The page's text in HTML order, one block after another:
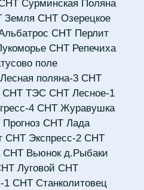
Сурминская Поляна
Земля СНТ Озерецкое
СНТ Перлит
СНТ Репечиха
поле
поляна-3 СНТ
СНТ ТЭС СНТ Лесное-1
4 СНТ Журавушка
СНТ Лада
СНТ Экспресс-2 СНТ
СНТ Вьюнок д.Рыбаки
Луговой СНТ
1 СНТ Станколитовец